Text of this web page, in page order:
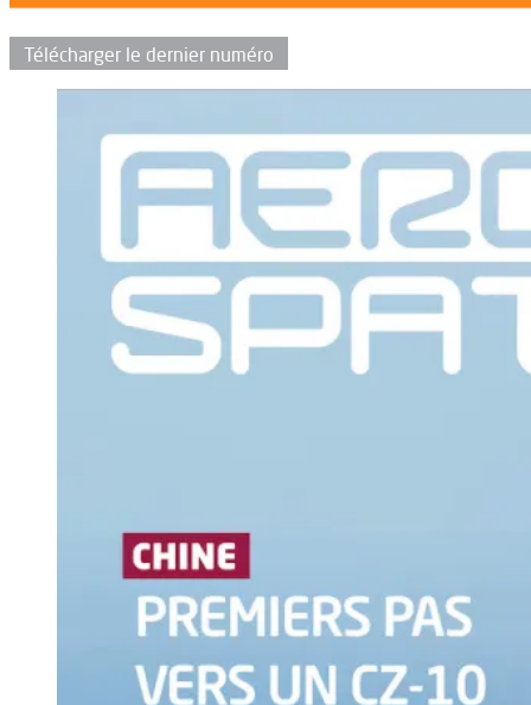
Télécharger le dernier numéro